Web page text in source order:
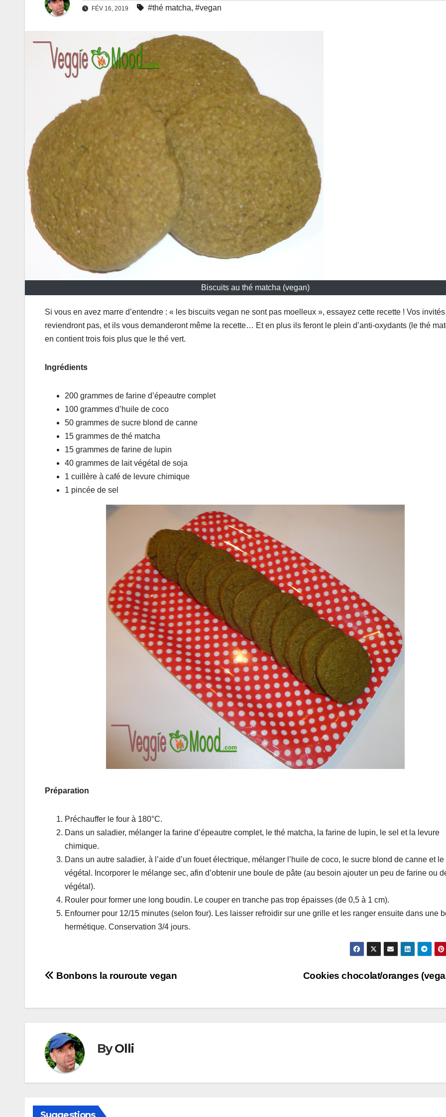
FÉV 16, 2019 #thé matcha, #vegan
Biscuits au thé matcha (vegan)
Si vous en avez marre d’entendre : « les biscuits vegan ne sont pas moelleux », essayez cette recette ! Vos invités
reviendront pas, et ils vous demanderont même la recette… Et en plus ils feront le plein d’anti-oxydants (le thé
en contient trois fois plus que le thé vert.
Ingrédients
200 grammes de farine d’épeautre complet
100 grammes d’huile de coco
50 grammes de sucre blond de canne
15 grammes de thé matcha
15 grammes de farine de lupin
40 grammes de lait végétal de soja
1 cuillère à café de levure chimique
1 pincée de sel
Préparation
Préchauffer le four à 180°C.
Dans un saladier, mélanger la farine d’épeautre complet, le thé matcha, la farine de lupin, le sel et la levure
chimique.
Dans un autre saladier, à l’aide d’un fouet électrique, mélanger l’huile de coco, le sucre blond de canne et le
végétal. Incorporer le mélange sec, afin d’obtenir une boule de pâte (au besoin ajouter un peu de farine ou
végétal).
Rouler pour former une long boudin. Le couper en tranche pas trop épaisses (de 0,5 à 1 cm).
Enfourner pour 12/15 minutes (selon four). Les laisser refroidir sur une grille et les ranger ensuite dans une
hermétique. Conservation 3/4 jours.
Navigation
Cookies chocolat/oranges
Bonbons la rouroute vegan
ByOlli